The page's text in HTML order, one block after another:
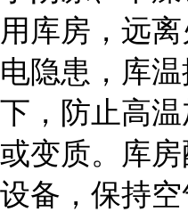
用库房，远
电隐患，库
下，防止高
或变质。库
设备，保持